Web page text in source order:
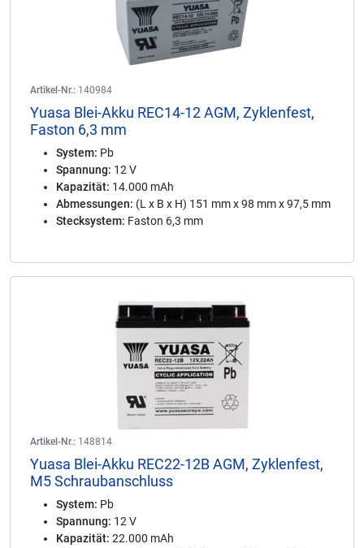
Artikel-Nr.: 140984
Yuasa Blei-Akku REC14-12 AGM, Zyklenfest,
Faston 6,3 mm
System: Pb
Spannung: 12 V
Kapazität: 14.000 mAh
Abmessungen: (L x B x H) 151 mm x 98 mm x 97,5 mm
Stecksystem: Faston 6,3 mm
Artikel-Nr.: 148814
Yuasa Blei-Akku REC22-12B AGM, Zyklenfest,
M5 Schraubanschluss
System: Pb
Spannung: 12 V
Kapazität: 22.000 mAh